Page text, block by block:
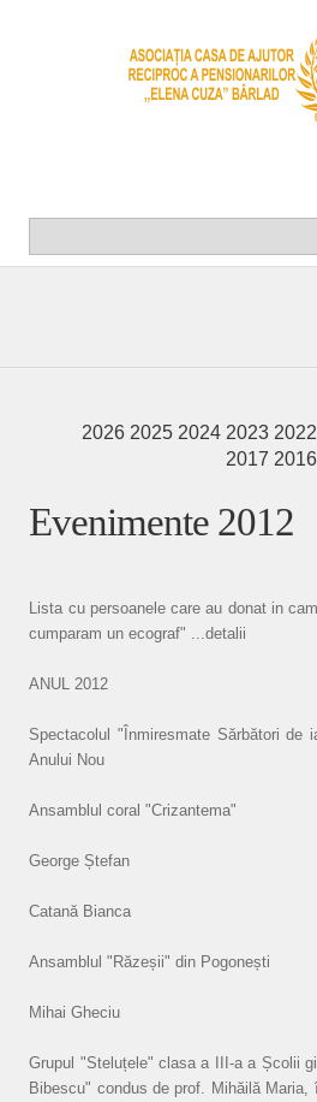
2026 2025 2024 2023 2022
2017 2016
Evenimente 2012
Lista cu persoanele care au donat in
cumparam un ecograf" ...detalii
ANUL 2012
Spectacolul "Înmiresmate Sărbători de
Anului Nou
Ansamblul coral "Crizantema"
George Ștefan
Catană Bianca
Ansamblul "Răzeșii" din Pogonești
Mihai Gheciu
Grupul "Steluțele" clasa a III-a a Școlii
Bibescu" condus de prof. Mihăilă Maria,